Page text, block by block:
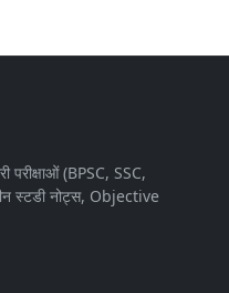
(BPSC, SSC,
स्टडी नोट्स, Objective